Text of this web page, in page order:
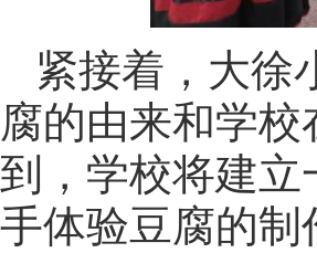
紧接着，大徐
腐的由来和学
到，学校将建
手体验豆腐的